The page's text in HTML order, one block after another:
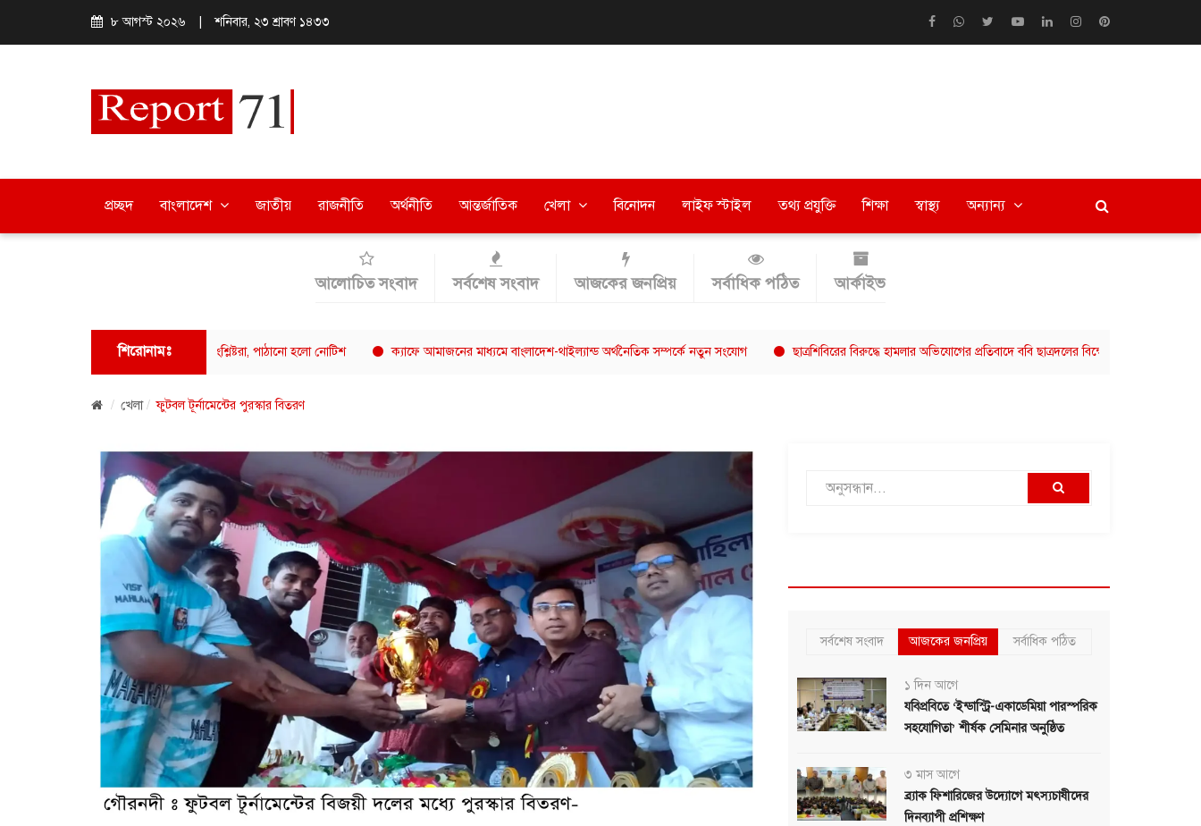
৮ আগস্ট ২০২৬ শনিবার, ২৩ শ্রাবণ ১৪৩৩
প্রচ্ছদ বাংলাদেশ জাতীয় রাজনীতি অর্থনীতি আন্তর্জাতিক খেলা বিনোদন লাইফ স্টাইল তথ্য প্রযুক্তি শিক্ষা স্বাস্থ্য অন্যান্য
আলোচিত সংবাদ সর্বশেষ সংবাদ আজকের জনপ্রিয় সর্বাধিক পঠিত আর্কাইভ
শিরোনামঃ
ফুয়াদের বক্তব্যে ক্ষুব্ধ ঢাবি শিক্ষার্থী-সংশ্লিষ্টরা, পাঠানো হলো নোটিশ ক্যাফে আমাজনের মাধ্যমে বাংলাদেশ-থাইল্যান্ড অর্থনৈতিক সম্পর্কে নতুন সংযোগ ছাত্রশিবিরের বিরুদ্ধে হামলার অভিযোগের প্রতিবাদে ববি ছাত্রদলের বিক্ষোভ মিছিল
খেলা ফুটবল টূর্নামেন্টের পুরস্কার বিতরণ
সর্বশেষ সংবাদ আজকের জনপ্রিয় সর্বাধিক পঠিত
১ দিন আগে
যবিপ্রবিতে ‘ইন্ডাস্ট্রি-একাডেমিয়া পারস্পরিক
সহযোগিতা’ শীর্ষক সেমিনার অনুষ্ঠিত
৩ মাস আগে
ব্র্যাক ফিশারিজের উদ্যোগে মৎস্যচাষীদের
দিনব্যাপী প্রশিক্ষণ